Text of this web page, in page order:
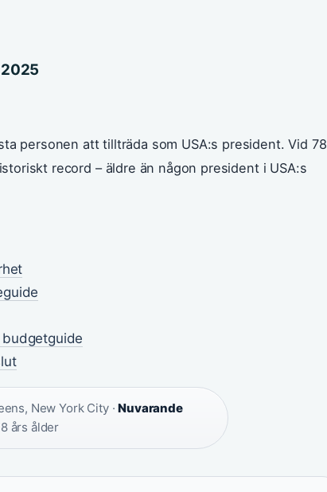
personen att tillträda som USA:s president. Vid 78
record – äldre än någon president i USA:s
New York City ·Nuvarande
års ålder